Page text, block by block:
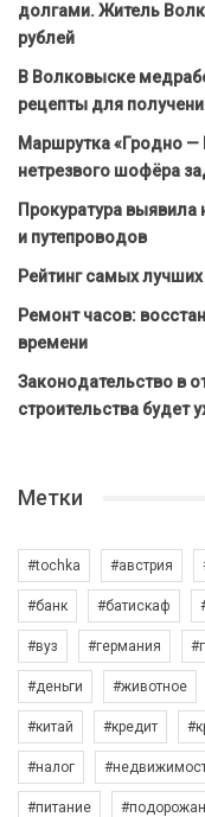
долгами. Житель
рублей
В Волковыске
рецепты для
Маршрутка «Гродно —
нетрезвого шофёра
Прокуратура
и путепроводов
Рейтинг самых
Ремонт часов:
времени
Законодательство в
строительства будет
Метки
#tochka #австрия
#банк #батискаф
#вуз #германия
#деньги #животное
#китай #кредит
#налог
#питание